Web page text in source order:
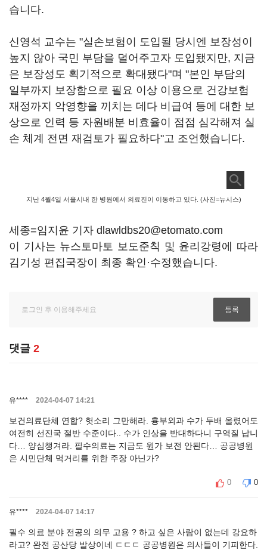
습니다.
신영석 교수는 "실손보험이 도입될 당시엔 보장성이
높지 않아 국민 부담을 덜어주고자 도입됐지만, 지금
은 보장성도 획기적으로 확대됐다"며 "본인 부담의
일부까지 보장함으로 필요 이상 이용으로 건강보험
재정까지 악영향을 끼치는 데다 비급여 등에 대한 보
상으로 인력 등 자원배분 비효율이 점점 심각해져 실
손 체계 전면 재검토가 필요하다"고 조언했습니다.
지난 4월4일 서울시내 한 병원에서 의료진이 이동하고 있다. (사진=뉴시스)
세종=임지윤 기자 dlawldbs20@etomato.com
이 기사는 뉴스토마토 보도준칙 및 윤리강령에 따라
김기성 편집국장이 최종 확인·수정했습니다.
댓글 2
유**** 2024-04-07 14:21
보건의료단체 연합? 헛소리 그만해라. 흉부외과 수가 두배 올렸어도
여전히 선진국 절반 수준이다.. 수가 인상을 반대하다니 구역질 납니
다… 양심챙겨라. 필수의료는 지금도 원가 보전 안된다… 공공병원
은 시민단체 먹거리를 위한 주장 아닌가?
0 0
유**** 2024-04-07 14:17
필수 의료 분야 전공의 의무 고용 ? 하고 싶은 사람이 없는데 강요하
라고? 완전 공산당 발상이네 ㄷㄷㄷ 공공병원은 의사들이 기피한다.